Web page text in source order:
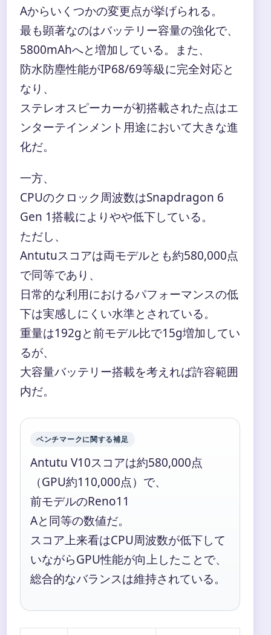
Aからいくつかの変更点が挙げられる。
最も顕著なのはバッテリー容量の強化で、
5800mAhへと増加している。また、
防水防塵性能がIP68/69等級に完全対応と
なり、
ステレオスピーカーが初搭載された点はエ
ンターテインメント用途において大きな進
化だ。
一方、
CPUのクロック周波数はSnapdragon 6
Gen 1搭載によりやや低下している。
ただし、
Antutuスコアは両モデルとも約580,000点
で同等であり、
日常的な利用におけるパフォーマンスの低
下は実感しにくい水準とされている。
重量は192gと前モデル比で15g増加してい
るが、
大容量バッテリー搭載を考えれば許容範囲
内だ。
ベンチマークに関する補足
Antutu V10スコアは約580,000点
（GPU約110,000点）で、
前モデルのReno11
Aと同等の数値だ。
スコア上来看はCPU周波数が低下して
いながらGPU性能が向上したことで、
総合的なバランスは維持されている。